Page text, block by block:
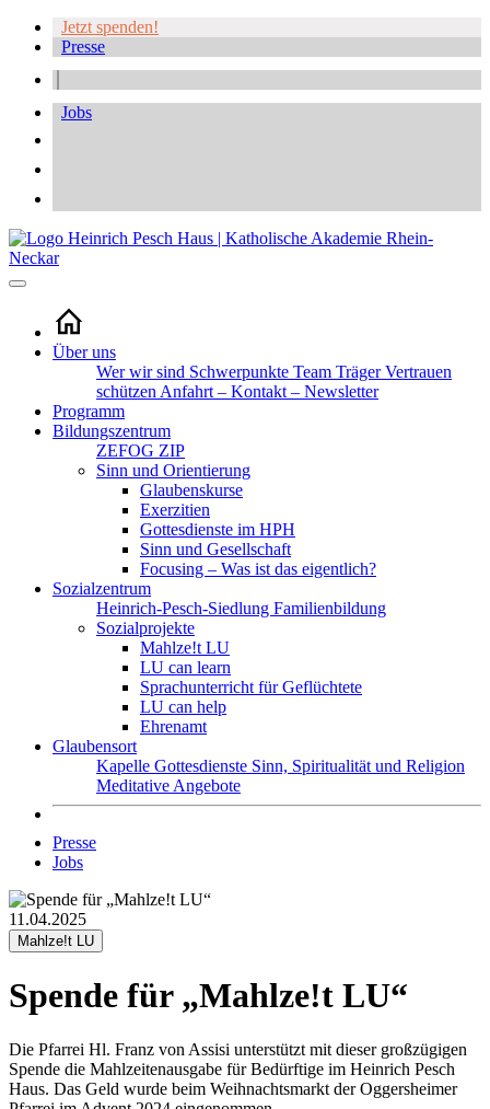
Jetzt spenden!
Presse
Jobs
Über uns
Wer wir sind Schwerpunkte Team TrägerVertrauen
schützen Anfahrt – Kontakt – Newsletter
Programm
Bildungszentrum
ZEFOG ZIP
Sinn und Orientierung
Glaubenskurse
Exerzitien
Gottesdienste im HPH
Sinn und Gesellschaft
Focusing – Was ist das eigentlich?
Sozialzentrum
Heinrich-Pesch-Siedlung Familienbildung
Sozialprojekte
Mahlze!t LU
LU can learn
Sprachunterricht für Geflüchtete
LU can help
Ehrenamt
Glaubensort
Kapelle Gottesdienste Sinn, Spiritualität und Religion
Meditative Angebote
Presse
Jobs
11.04.2025
Mahlze!t LU
Spende für „Mahlze!t LU“
Die Pfarrei Hl. Franz von Assisi unterstützt mit dieser großzügigen
Spende die Mahlzeitenausgabe für Bedürftige im Heinrich Pesch
Haus. Das Geld wurde beim Weihnachtsmarkt der Oggersheimer